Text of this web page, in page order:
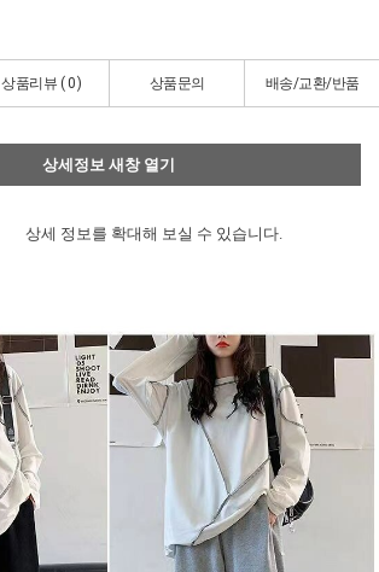
상품리뷰 ( 0) 상품문의 배송/교환/반품
상세정보 새창 열기
상세 정보를 확대해 보실 수 있습니다.